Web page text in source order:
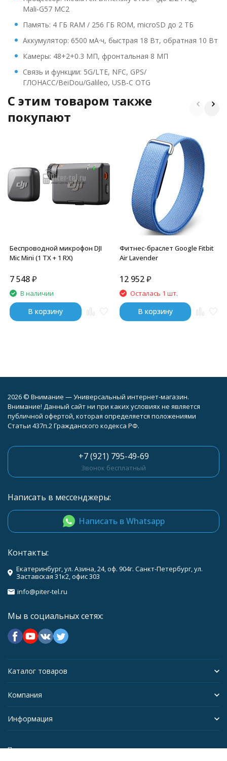
Mali‑G57 MC2
Память: 4 ГБ RAM / 256 ГБ ROM, microSD до 2 ТБ
Аккумулятор: 6500 мА·ч, быстрая 18 Вт, обратная 10 Вт
Камеры: 48+2+0.3 МП, фронтальная 8 МП
Связь и функции: 5G/LTE, NFC, GPS/
ГЛОНАСС/BeiDou/Galileo, USB‑C OTG
C этим товаром также
покупают
Беспроводной микрофон DJI
Mic Mini (1 TX + 1 RX)
7 548₽
В наличии
В корзину
Фитнес-браслет Google Fitbit
Air Lavender
12 952 ₽
Осталась 1 шт.
В корзину
2026 © Внимание — Универсальный интернет-магазин.
Внимание! Данный сайт ни при каких условиях не является
публичной офертой, которая определяется положениями
Статьи 437п.2 Гражданского кодекса РФ.
+7 (921) 795-49-69
Звонок бесплатный
Написать в мессенджеры:
Написать в Whatsapp
Контакты:
Екатеринбург, ул. Азина, 24, оф. 904г. Санкт-Петербург, ул.
Заставская 31к2, офис 303
info@piter-tel.ru
Мы в социальных сетях:
Каталог товаров
Компания
Информация
Политика персональных данных